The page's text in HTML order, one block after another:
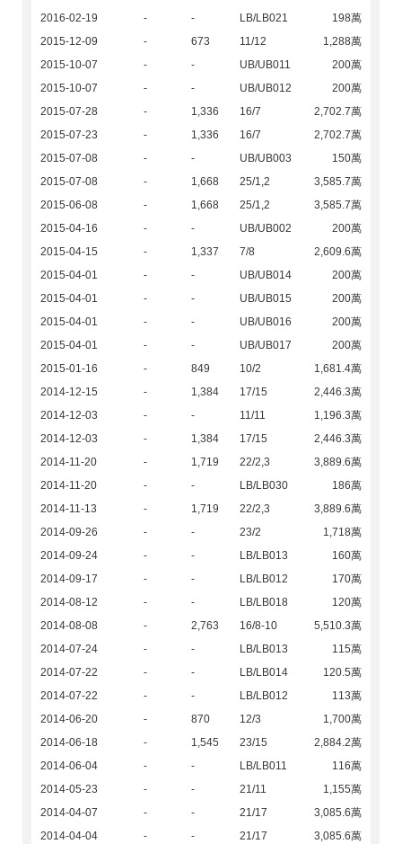
2016-02-19
- - LB/LB021
198萬
2015-12-09
- 673 11/12
1,288萬
2015-10-07
- - UB/UB011
200萬
2015-10-07
- - UB/UB012
200萬
2015-07-28
- 1,336 16/7
2,702.7萬
2015-07-23
- 1,336 16/7
2,702.7萬
2015-07-08
- - UB/UB003
150萬
2015-07-08
- 1,668 25/1,2
3,585.7萬
2015-06-08
- 1,668 25/1,2
3,585.7萬
2015-04-16
- - UB/UB002
200萬
2015-04-15
- 1,337 7/8
2,609.6萬
2015-04-01
- - UB/UB014
200萬
2015-04-01
- - UB/UB015
200萬
2015-04-01
- - UB/UB016
200萬
2015-04-01
- - UB/UB017
200萬
2015-01-16
- 849 10/2
1,681.4萬
2014-12-15
- 1,384 17/15
2,446.3萬
2014-12-03
- - 11/11
1,196.3萬
2014-12-03
- 1,384 17/15
2,446.3萬
2014-11-20
- 1,719 22/2,3
3,889.6萬
2014-11-20
- - LB/LB030
186萬
2014-11-13
- 1,719 22/2,3
3,889.6萬
2014-09-26
- - 23/2
1,718萬
2014-09-24
- - LB/LB013
160萬
2014-09-17
- - LB/LB012
170萬
2014-08-12
- - LB/LB018
120萬
2014-08-08
- 2,763 16/8-10
5,510.3萬
2014-07-24
- - LB/LB013
115萬
2014-07-22
- - LB/LB014
120.5萬
2014-07-22
- - LB/LB012
113萬
2014-06-20
- 870 12/3
1,700萬
2014-06-18
- 1,545 23/15
2,884.2萬
2014-06-04
- - LB/LB011
116萬
2014-05-23
- - 21/11
1,155萬
2014-04-07
- - 21/17
3,085.6萬
2014-04-04
- - 21/17
3,085.6萬